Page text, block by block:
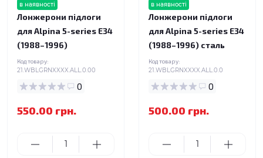
в наявності
Лонжерони підлоги
для Alpina 5-series E34
(1988–1996)
Код товару:
21.WBLGRNXXXX.ALL.0.00
0
550.00 грн.
в наявності
Лонжерони підлоги
для Alpina 5-series E34
(1988–1996) сталь
Код товару:
21.WBLGRNXXXX.ALL.0.0
0
500.00 грн.